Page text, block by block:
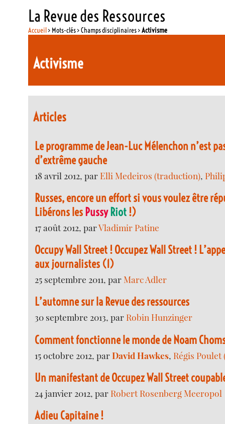
La Revue des Ressources
Accueil> Mots-clés > Champs disciplinaires >Activisme
Activisme
Articles
Le programme de Jean-Luc Mélenchon n’est
d’extrême gauche
18 avril 2012, parElli Medeiros (traduction),
Russes, encore un effort si vous voulez être
Libérons les PussyRiot!)
17 août 2012, parVladimir Patine
Occupy Wall Street ! Occupez Wall Street !
aux journalistes (1)
25 septembre 2011, parMarc Adler
L’automne sur la Revue des ressources
30 septembre 2013, par Robin Hunzinger
Comment fonctionne le monde de Noam
15 octobre 2012, parDavid Hawkes Régis
Un manifestant de Occupez Wall Street
24 janvier 2012, par Robert Rosenberg Meeropol
Adieu Capitaine !